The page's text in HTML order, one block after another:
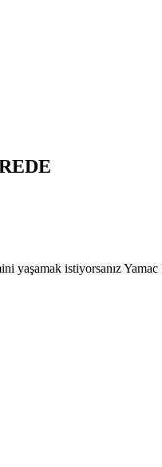
yaşamak istiyorsanız